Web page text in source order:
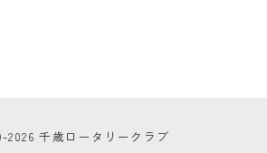
2026 千歳ロータリークラブ